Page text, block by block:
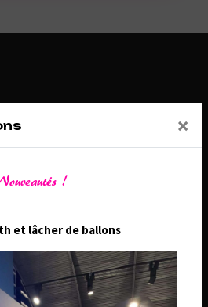
×
!
et lâcher de ballons